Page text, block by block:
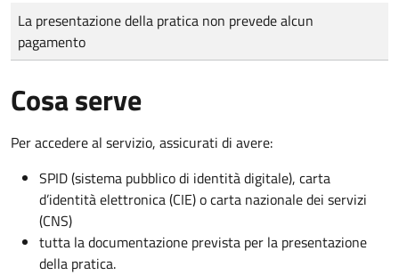
Tipo di pagamento
Importo
La presentazione della pratica non prevede alcun
pagamento
Cosa serve
Per accedere al servizio, assicurati di avere:
SPID (sistema pubblico di identità digitale), carta
d’identità elettronica (CIE) o carta nazionale dei servizi
(CNS)
tutta la documentazione prevista per la presentazione
della pratica.